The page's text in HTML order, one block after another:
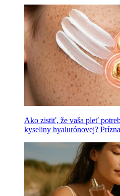
Ako zistiť, že vaša pleť
kyseliny hyalurónovej?